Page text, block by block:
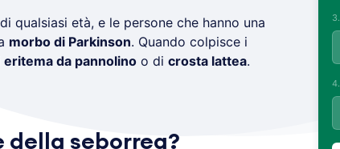
qualsiasi età, e le persone che hanno una
morbo di Parkinson. Quando colpisce i
eritema da pannolinoo di crosta lattea.
della seborrea?